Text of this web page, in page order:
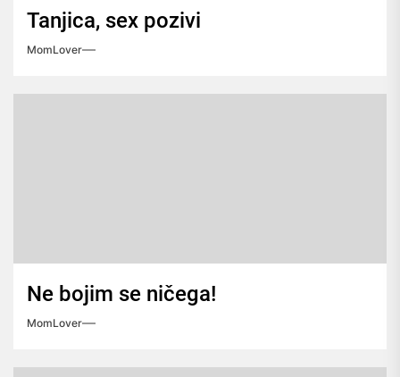
Tanjica, sex pozivi
MomLover
Ne bojim se ničega!
MomLover